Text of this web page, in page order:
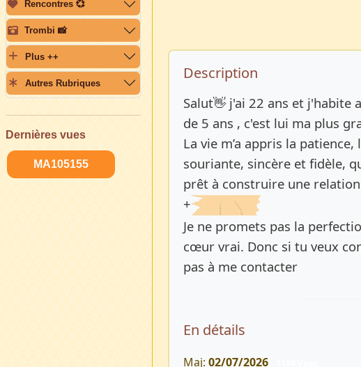
Rencontres 💞
Trombi 📸
Plus ++
Autres Rubriques
Dernières vues
MA105155
Description de
Description
Salut👋 j'ai 22 ans et j'habite
de 5 ans , c'est lui ma plus
La vie m’a appris la
souriante, sincère et fidèle,
prêt à construire une
+
Je ne promets pas la
cœur vrai. Donc si tu veux
pas à me contacter
En détails
Maj: 02/07/2026